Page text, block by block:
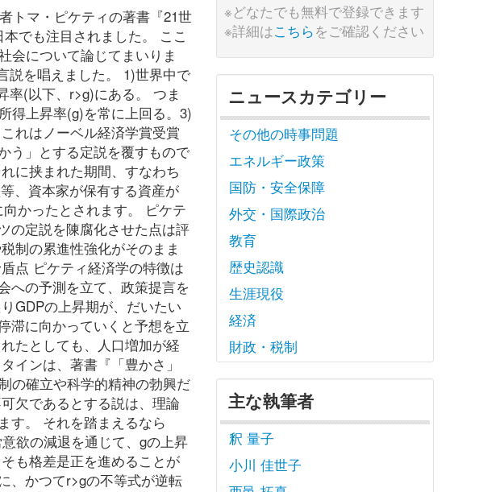
トマ・ピケティの著書『21世
でも注目されました。 ここ
会について論じてまいりま
説を唱えました。 1)世界中で
率(以下、r>g)にある。 つま
得上昇率(g)を常に上回る。3)
れはノーベル経済学賞受賞
う」とする定説を覆すもので
に挟まれた期間、すなわち
、資本家が保有する資産が
かったとされます。 ピケテ
の定説を陳腐化させた点は評
制の累進性強化がそのまま
点 ピケティ経済学の特徴は
への予測を立て、政策提言を
GDPの上昇期が、だいたい
滞に向かっていくと予想を立
たとしても、人口増加が経
インは、著書『「豊かさ」
の確立や科学的精神の勃興だ
欠であるとする説は、理論
す。 それを踏まえるなら
欲の減退を通じて、gの上昇
も格差是正を進めることが
、かつてr>gの不等式が逆転
※どなたでも無料で登録できます
※詳細はこちらをご確認ください
ニュースカテゴリー
その他の時事問題
エネルギー政策
国防・安全保障
外交・国際政治
教育
歴史認識
生涯現役
経済
財政・税制
主な執筆者
釈 量子
小川 佳世子